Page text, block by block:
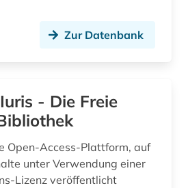
politische wissenschaft (1) Zur Datenbank
- Die Freie
Open-Access-Plattform, auf
unter Verwendung einer
Lizenz veröffentlicht